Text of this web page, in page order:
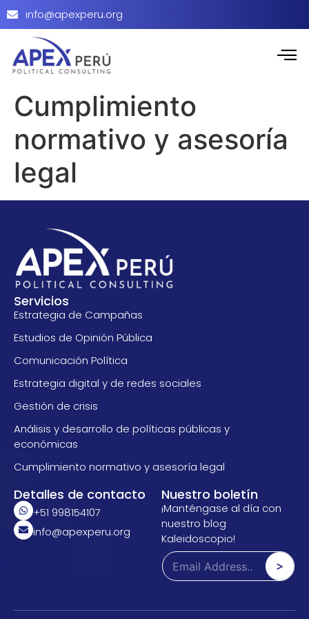
info@apexperu.org
Cumplimiento
normativo y asesoría
legal
Servicios
Estrategia de Campañas
Estudios de Opinión Pública
Comunicación Política
Estrategia digital y de redes sociales
Gestión de crisis
Análisis y desarrollo de políticas públicas y
económicas
Cumplimiento normativo y asesoría legal
Detalles de contacto
+51 998154107
info@apexperu.org
Nuestro boletín
¡Manténgase al día con
nuestro blog
Kaleidoscopio!
*
E
m
E
m
a
>